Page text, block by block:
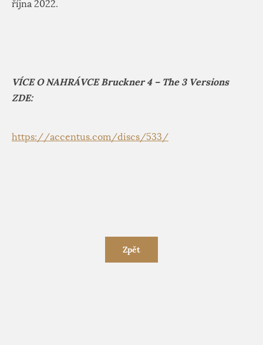
října 2022.
VÍCE O NAHRÁVCE Bruckner 4 – The 3 Versions
ZDE:
https://accentus.com/discs/533/
Zpět